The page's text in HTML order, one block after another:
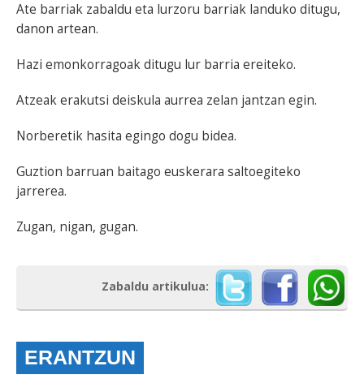
Ate barriak zabaldu eta lurzoru barriak landuko ditugu,
danon artean.
Hazi emonkorragoak ditugu lur barria ereiteko.
Atzeak erakutsi deiskula aurrea zelan jantzan egin.
Norberetik hasita egingo dogu bidea.
Guztion barruan baitago euskerara saltoegiteko
jarrerea.
Zugan, nigan, gugan.
Zabaldu artikulua:
ERANTZUN